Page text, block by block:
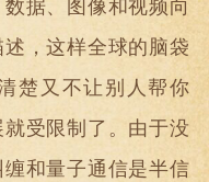
据、图像和视频向
，这样全球的脑袋
楚又不让别人帮你
受限制了。由于没
和量子通信是半信